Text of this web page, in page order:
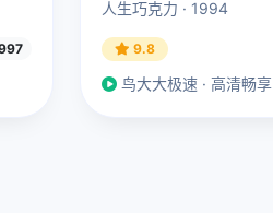
人生巧克力 · 1994
9.8
鸟大大极速 · 高清畅享